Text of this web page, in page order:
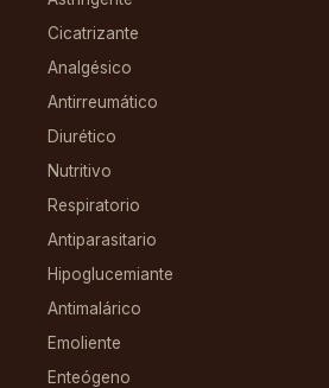
Cicatrizante
Analgésico
Antirreumático
Diurético
Nutritivo
Respiratorio
Antiparasitario
Hipoglucemiante
Antimalárico
Emoliente
Enteógeno